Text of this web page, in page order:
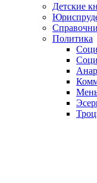
Детские
Политика